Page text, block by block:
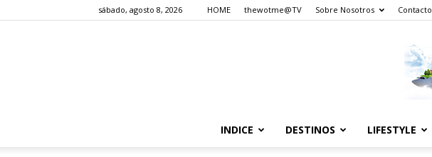
sábado, agosto 8, 2026 HOME thewotme@TV Sobre Nosotros Contacto
INDICE DESTINOS LIFESTYLE